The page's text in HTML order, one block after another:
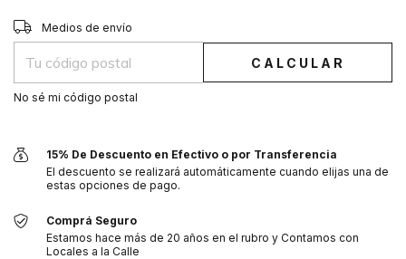
Entregas para el CP:
Medios de envío
CALCULAR
No sé mi código postal
15% De Descuento en Efectivo o por Transferencia
El descuento se realizará automáticamente cuando elijas una de
estas opciones de pago.
Comprá Seguro
Estamos hace más de 20 años en el rubro y Contamos con
Locales a la Calle